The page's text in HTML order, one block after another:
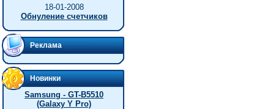
18-01-2008
Обнуление счетчиков
Реклама
Новинки
Samsung - GT-B5510
(Galaxy Y Pro)